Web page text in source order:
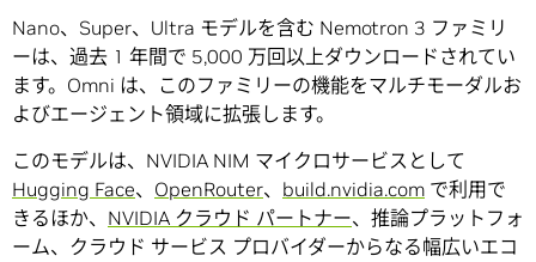
Nano、Super、Ultra モデルを含む Nemotron 3 ファミリ
ーは、過去 1 年間で 5,000 万回以上ダウンロードされてい
ます。Omni は、このファミリーの機能をマルチモーダルお
よびエージェント領域に拡張します。
このモデルは、NVIDIA NIM マイクロサービスとして
Hugging Face、 OpenRouter、 build.nvidia.com で利用で
きるほか、 NVIDIA クラウド パートナー、推論プラットフォ
ーム、クラウド サービス プロバイダーからなる幅広いエコ